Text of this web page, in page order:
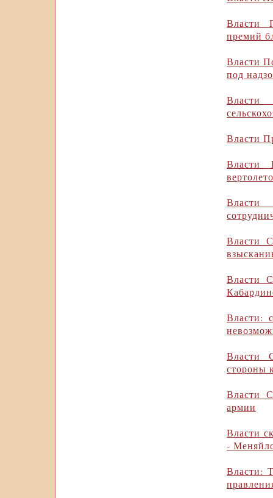
Власти
премий
Власти
под
Власти
Власти
Власти
Власти
Власти
Власти
Власти:
Власти
стороны
Власти
армии
Власти
-
Власти: